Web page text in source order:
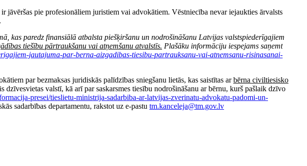
pie profesionāliem juristiem vai advokātiem. Vēstniecība nevar iejaukties ārvalsts
kas paredz finansiālā atbalsta piešķiršanu un nodrošināšanu Latvijas valstspiederīgajiem
tiešību pārtraukšanu vai atņemšanu atvalstīs. Plašāku informāciju iespejams saņemt
jautajuma-par-berna-aizgadibas-tiesibu-partrauksanu-vai-atnemsanu-risinasanai-
par bezmaksas juridiskās palīdzības sniegšanu lietās, kas saistītas arbērna civiltiesisko
valstī, kā arī par saskarsmes tiesību nodrošināšanu ar bērnu, kurš pašlaik dzīvo
presei/tieslietu-ministrija-sadarbiba-ar-latvijas-zverinatu-advokatu-padomi-un-
sadarbības departamentu, rakstot uz e-pastu tm.kanceleja@tm.gov.lv